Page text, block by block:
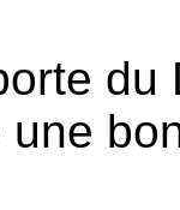
du
une